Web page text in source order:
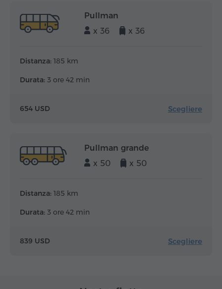
Pullman
x 36
x 36
Distanza: 185 km
Durata: 3 ore 42 min
654 USD Scegliere
Pullman grande
x 50
x 50
Distanza: 185 km
Durata: 3 ore 42 min
839 USD Scegliere